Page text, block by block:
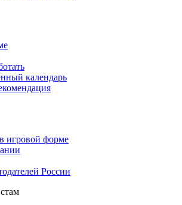
календарь
игровой форме
России